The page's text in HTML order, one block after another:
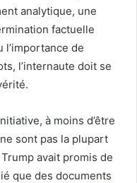
analytique, une
factuelle
l’importance de
l’internaute doit se
à moins d’être
sont pas la plupart
avait promis de
que des documents